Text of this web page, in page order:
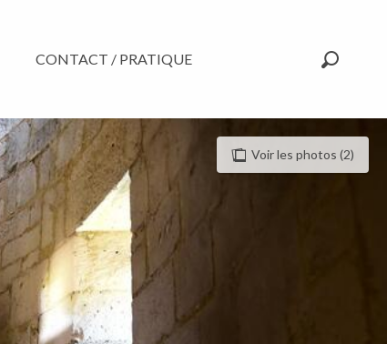
CONTACT / PRATIQUE
Voir les photos (2)